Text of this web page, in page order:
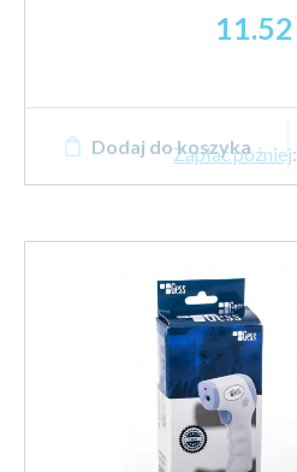
11.52
Zapłać później:
Dodaj do koszyka